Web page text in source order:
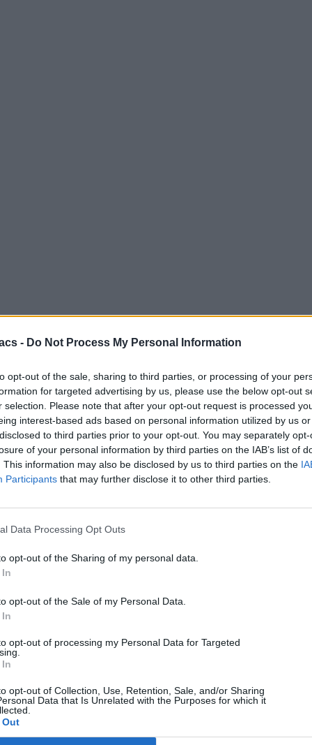
- Do Not Process My Personal Information
opt-out of the sale, sharing to third parties, or processing of your
for targeted advertising by us, please use the below opt-out
selection. Please note that after your opt-out request is processed
interest-based ads based on personal information utilized by us
to third parties prior to your opt-out. You may separately
of your personal information by third parties on the IAB’s list of
This information may also be disclosed by us to third parties on the
Participants that may further disclose it to other third parties.
Data Processing Opt Outs
opt-out of the Sharing of my personal data.
opt-out of the Sale of my Personal Data.
opt-out of processing my Personal Data for Targeted
opt-out of Collection, Use, Retention, Sale, and/or Sharing
Data that Is Unrelated with the Purposes for which it
the latest tech so you know what is actually worth your money.
Swipe Reviews